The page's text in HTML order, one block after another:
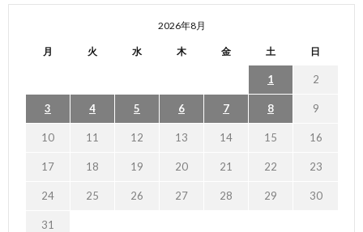
2026年8月
月 火 水 木 金 土 日
1 2
3 4 5 6 7 8 9
10 11 12 13 14 15 16
17 18 19 20 21 22 23
24 25 26 27 28 29 30
31